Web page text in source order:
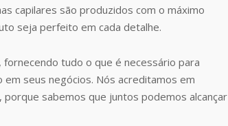
capilares são produzidos com o máximo
seja perfeito em cada detalhe.
tudo o que é necessário para
seus negócios. Nós acreditamos em
sabemos que juntos podemos alcançar